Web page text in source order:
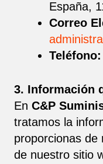
España,
Correo
Teléfono:
3. Información
En C&P
tratamos la
proporcionas de
de nuestro sitio